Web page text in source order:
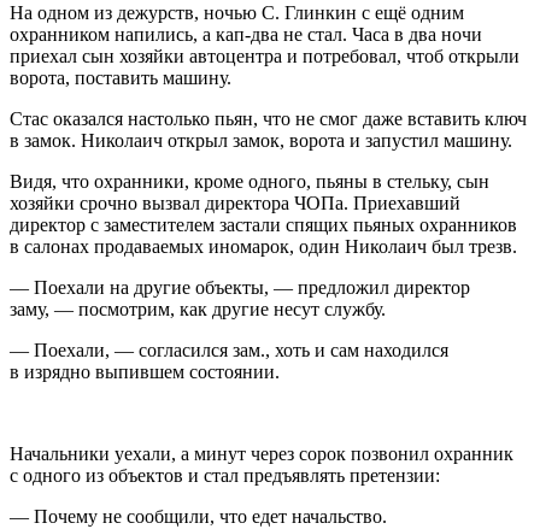
На одном из дежурств, ночью С. Глинкин с ещё одним
охранником напились, а кап-два не стал. Часа в два ночи
приехал сын хозяйки автоцентра и потребовал, чтоб открыли
ворота, поставить машину.
Стас оказался настолько пьян, что не смог даже вставить ключ
в замок. Николаич открыл замок, ворота и запустил машину.
Видя, что охранники, кроме одного, пьяны в стельку, сын
хозяйки срочно вызвал директора ЧОПа. Приехавший
директор с заместителем застали спящих пьяных охранников
в салонах продаваемых иномарок, один Николаич был трезв.
— Поехали на другие объекты, — предложил директор
заму, — посмотрим, как другие несут службу.
— Поехали, — согласился зам., хоть и сам находился
в изрядно выпившем состоянии.
Начальники уехали, а минут через сорок позвонил охранник
с одного из объектов и стал предъявлять претензии:
— Почему не сообщили, что едет начальство.